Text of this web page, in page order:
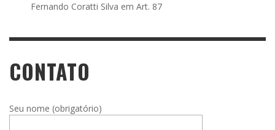
Fernando Coratti Silva em Art. 87
CONTATO
Seu nome (obrigatório)